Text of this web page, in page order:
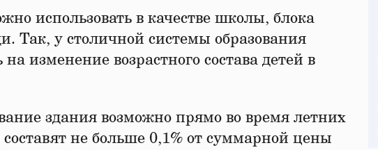
использовать в качестве школы, блока
Так, у столичной системы образования
изменение возрастного состава детей в
здания возможно прямо во время летних
не больше 0,1% от суммарной цены